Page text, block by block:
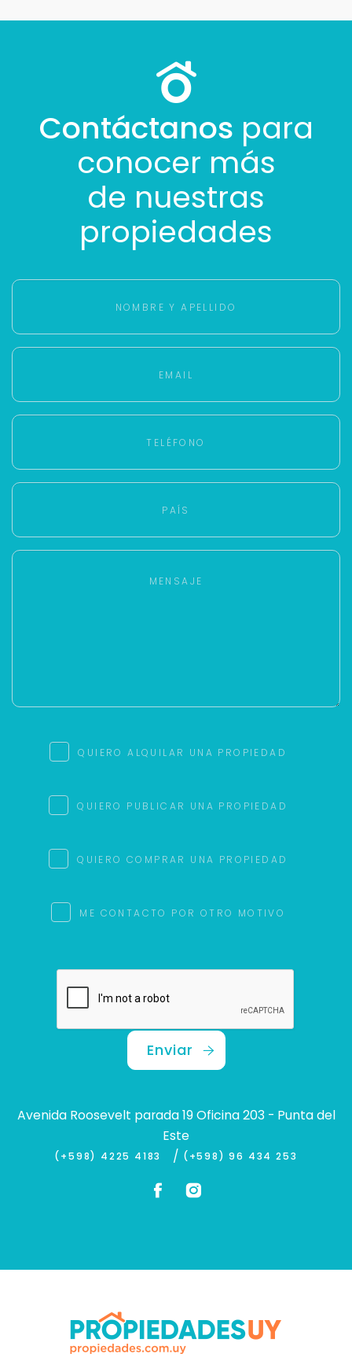
Contáctanos para
conocer más
de nuestras
propiedades
QUIERO ALQUILAR UNA PROPIEDAD
QUIERO PUBLICAR UNA PROPIEDAD
QUIERO COMPRAR UNA PROPIEDAD
ME CONTACTO POR OTRO MOTIVO
Enviar
Avenida Roosevelt parada 19 Oficina 203 - Punta del
Este
(+598) 4225 4183 / (+598) 96 434 253